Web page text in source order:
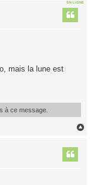
EN LIGNE
mais la lune est
à ce message.